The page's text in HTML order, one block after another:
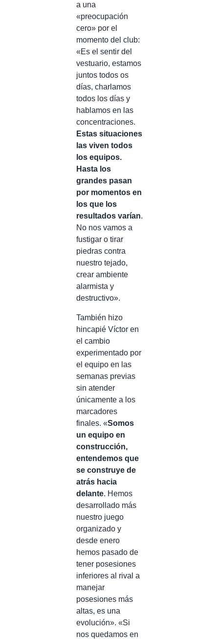
a una
«preocupación
cero» por el
momento del club:
«Es el sentir del
vestuario, estamos
juntos todos os
días, charlamos
todos los días y
hablamos en las
concentraciones.
Estas situaciones
las viven todos
los equipos.
Hasta los
grandes pasan
por momentos en
los que los
resultados varían.
No nos vamos a
fustigar o tirar
piedras contra
nuestro tejado,
crear ambiente
alarmista y
destructivo».
También hizo
hincapié Víctor en
el cambio
experimentado por
el equipo en las
semanas previas
sin atender
únicamente a los
marcadores
finales. «Somos
un equipo en
construcción,
entendemos que
se construye de
atrás hacia
delante. Hemos
desarrollado más
nuestro juego
organizado y
desde enero
hemos pasado de
tener posesiones
inferiores al rival a
manejar
posesiones más
altas, es una
evolución». «Si
nos quedamos en